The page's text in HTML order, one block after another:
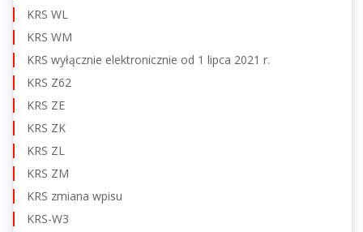
KRS WL
KRS WM
KRS wyłącznie elektronicznie od 1 lipca 2021 r.
KRS Z62
KRS ZE
KRS ZK
KRS ZL
KRS ZM
KRS zmiana wpisu
KRS-W3